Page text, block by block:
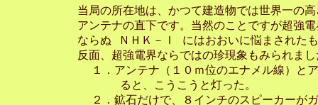
当局の所在地は、かつて建造物では世界一の
アンテナの直下です。当然のことですが超強
ならぬ ＮＨＫ－Ｉ にはおおいに悩まされた
反面、超強電界ならではの珍現象もみられまし
１．アンテナ（１０ｍ位のエナメル線）と
          ると、こうこうと灯った。
２．鉱石だけで、８インチのスピーカーが